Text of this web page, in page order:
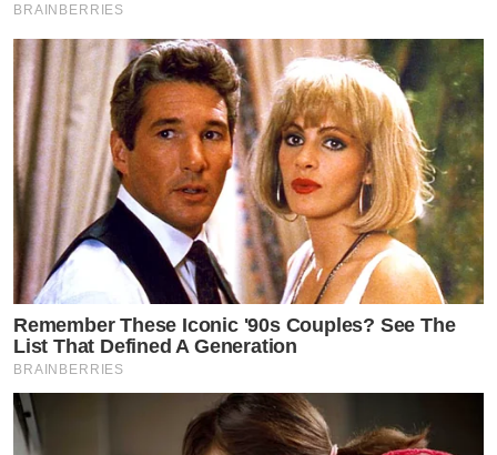
BRAINBERRIES
Remember These Iconic '90s Couples? See The
List That Defined A Generation
BRAINBERRIES